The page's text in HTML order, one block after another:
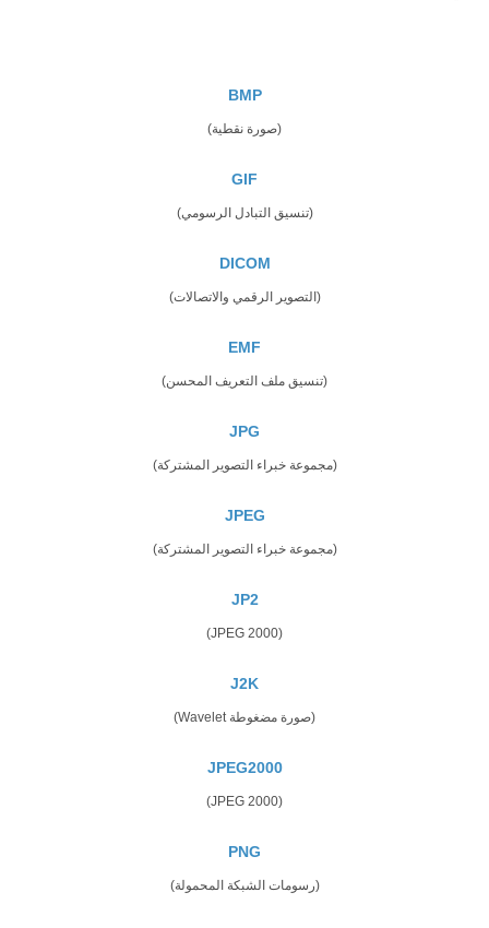
BMP
(صورة نقطية)
GIF
(تنسيق التبادل الرسومي)
DICOM
(التصوير الرقمي والاتصالات)
EMF
(تنسيق ملف التعريف المحسن)
JPG
(مجموعة خبراء التصوير المشتركة)
JPEG
(مجموعة خبراء التصوير المشتركة)
JP2
(JPEG 2000)
J2K
(صورة مضغوطة Wavelet)
JPEG2000
(JPEG 2000)
PNG
(رسومات الشبكة المحمولة)